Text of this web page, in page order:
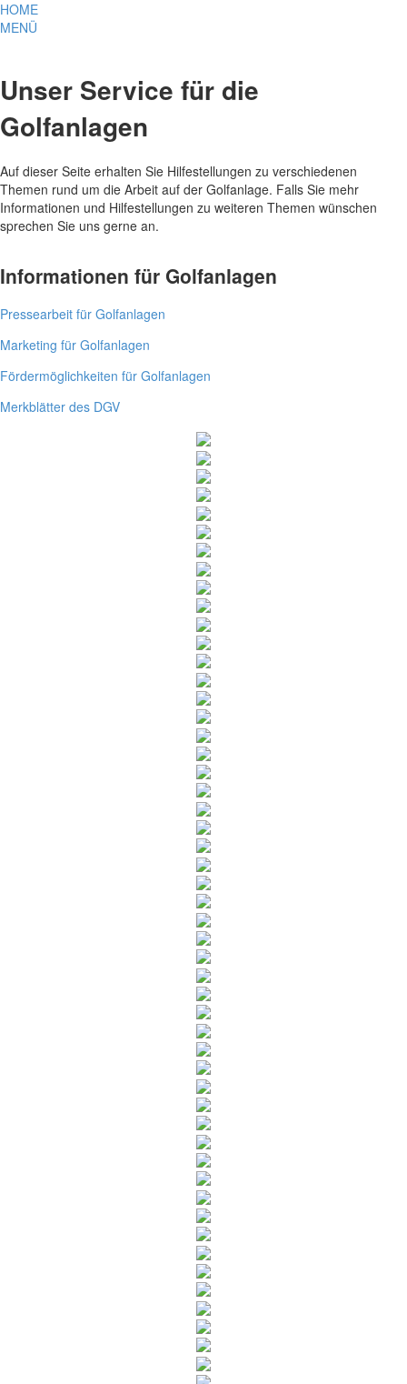
HOME
MENÜ
Unser Service für die
Golfanlagen
Auf dieser Seite erhalten Sie Hilfestellungen zu verschiedenen
Themen rund um die Arbeit auf der Golfanlage. Falls Sie mehr
Informationen und Hilfestellungen zu weiteren Themen wünschen
sprechen Sie uns gerne an.
Informationen für Golfanlagen
Pressearbeit für Golfanlagen
Marketing für Golfanlagen
Fördermöglichkeiten für Golfanlagen
Merkblätter des DGV